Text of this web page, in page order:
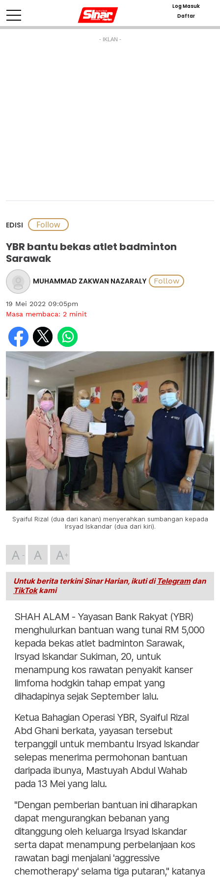
Log Masuk
Daftar
- IKLAN -
EDISI
YBR bantu bekas atlet badminton
Sarawak
MUHAMMAD ZAKWAN NAZARALY
19 Mei 2022 09:05pm
Masa membaca: 2 minit
Syaiful Rizal (dua dari kanan) menyerahkan sumbangan kepada
Irsyad Iskandar (dua dari kiri).
A A A
Untuk berita terkini Sinar Harian, ikuti di Telegramdan
TikTokkami
SHAH ALAM - Yayasan Bank Rakyat (YBR)
menghulurkan bantuan wang tunai RM 5,000
kepada bekas atlet badminton Sarawak,
Irsyad Iskandar Sukiman, 20, untuk
menampung kos rawatan penyakit kanser
limfoma hodgkin tahap empat yang
dihadapinya sejak September lalu.
Ketua Bahagian Operasi YBR, Syaiful Rizal
Abd Ghani berkata, yayasan tersebut
terpanggil untuk membantu Irsyad Iskandar
selepas menerima permohonan bantuan
daripada ibunya, Mastuyah Abdul Wahab
pada 13 Mei yang lalu.
"Dengan pemberian bantuan ini diharapkan
dapat mengurangkan bebanan yang
ditanggung oleh keluarga Irsyad Iskandar
serta dapat menampung perbelanjaan kos
rawatan bagi menjalani 'aggressive
chemotherapy' selama tiga putaran," katanya